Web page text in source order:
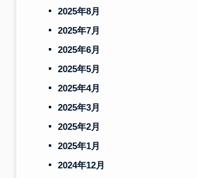
2025年8月
2025年7月
2025年6月
2025年5月
2025年4月
2025年3月
2025年2月
2025年1月
2024年12月